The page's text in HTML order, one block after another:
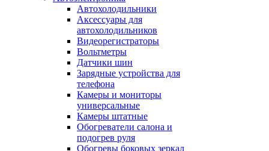
Автохолодильники
Аксессуары для
автохолодильников
Видеорегистраторы
Вольтметры
Датчики шин
Зарядные устройства для
телефона
Камеры и мониторы
универсальные
Камеры штатные
Обогреватели салона и
подогрев руля
Обогревы боковых зеркал